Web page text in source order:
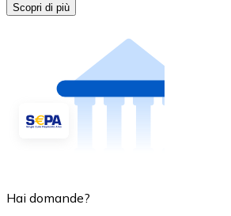
Scopri di più
Hai domande?